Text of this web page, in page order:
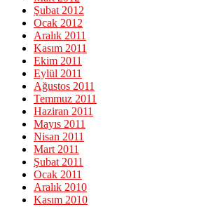
Şubat 2012
Ocak 2012
Aralık 2011
Kasım 2011
Ekim 2011
Eylül 2011
Ağustos 2011
Temmuz 2011
Haziran 2011
Mayıs 2011
Nisan 2011
Mart 2011
Şubat 2011
Ocak 2011
Aralık 2010
Kasım 2010